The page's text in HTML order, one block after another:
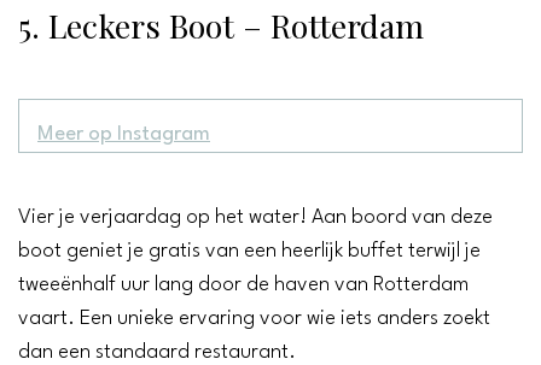
5. Leckers Boot – Rotterdam
Meer op Instagram
Vier je verjaardag op het water! Aan boord van deze
boot geniet je gratis van een heerlijk buffet terwijl je
tweeënhalf uur lang door de haven van Rotterdam
vaart. Een unieke ervaring voor wie iets anders zoekt
dan een standaard restaurant.